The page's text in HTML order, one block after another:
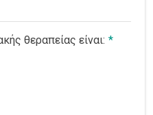
θεραπείας είναι: *